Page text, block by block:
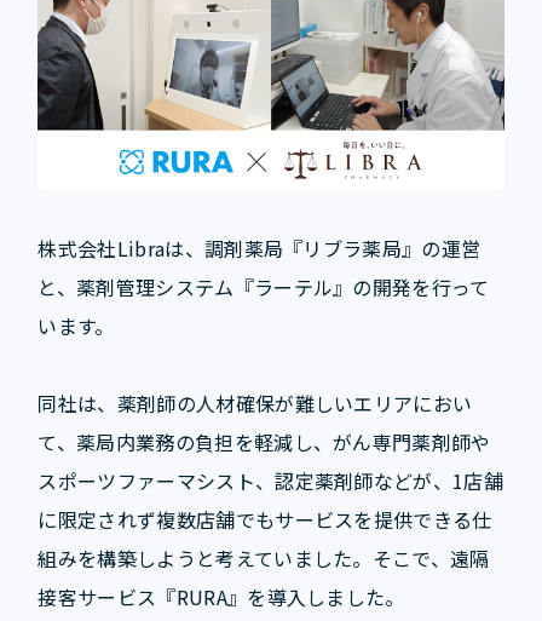
株式会社Libraは、調剤薬局『リブラ薬局』の運営
と、薬剤管理システム『ラーテル』の開発を行って
います。
同社は、薬剤師の人材確保が難しいエリアにおい
て、薬局内業務の負担を軽減し、がん専門薬剤師や
スポーツファーマシスト、認定薬剤師などが、1店舗
に限定されず複数店舗でもサービスを提供できる仕
組みを構築しようと考えていました。そこで、遠隔
接客サービス『RURA』を導入しました。